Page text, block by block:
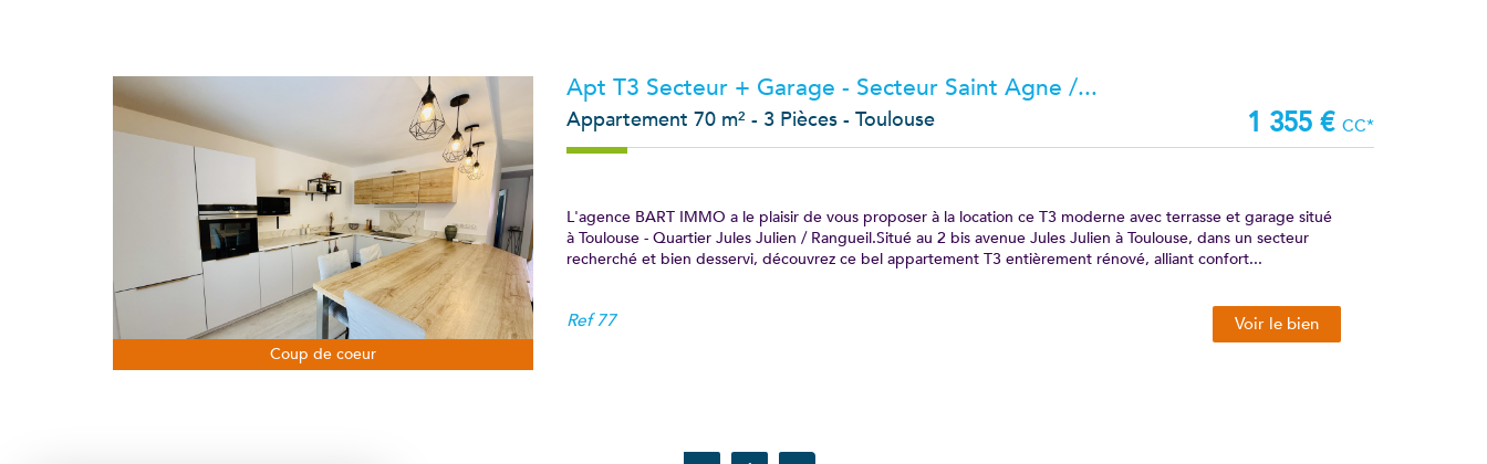
Coup de coeur
Apt T3 Secteur + Garage - Secteur Saint Agne /...
Appartement 70 m² - 3 Pièces - Toulouse 1 355 € CC*
L'agence BART IMMO a le plaisir de vous proposer à la location ce T3 moderne avec terrasse et garage situé
à Toulouse - Quartier Jules Julien / Rangueil.Situé au 2 bis avenue Jules Julien à Toulouse, dans un secteur
recherché et bien desservi, découvrez ce bel appartement T3 entièrement rénové, alliant confort...
Ref77 Voir le bien